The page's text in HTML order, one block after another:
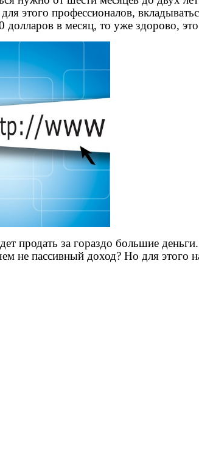
этого профессионалов,
долларов в месяц, то уже здорово,
продать за гораздо большие
не пассивный доход? Но для этого